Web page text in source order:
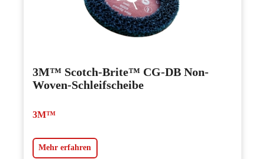
3M™ Scotch-Brite™ CG-DB Non-
Woven-Schleifscheibe
3M™
Mehr erfahren